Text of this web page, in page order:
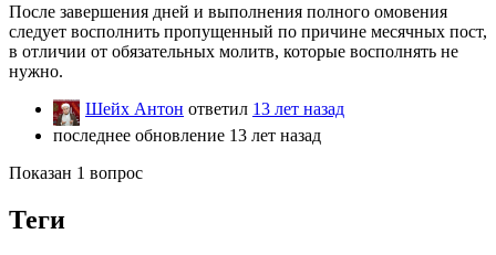
После завершения дней и выполнения полного омовения
следует восполнить пропущенный по причине месячных пост,
в отличии от обязательных молитв, которые восполнять не
нужно.
Шейх Антон ответил 13 лет назад
последнее обновление 13 лет назад
Показан 1 вопрос
Теги